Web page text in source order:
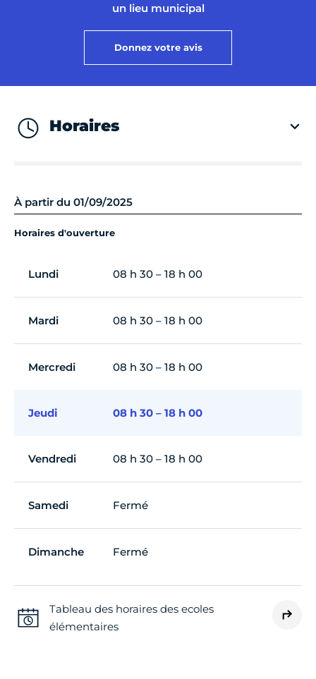
un lieu municipal
Donnez votre avis
Horaires
À partir du 01/09/2025
Horaires d'ouverture
Lundi 08 h 30 – 18 h 00
Mardi 08 h 30 – 18 h 00
Mercredi 08 h 30 – 18 h 00
Jeudi 08 h 30 – 18 h 00
Vendredi 08 h 30 – 18 h 00
Samedi Fermé
Dimanche Fermé
Tableau des horaires des ecoles
élémentaires